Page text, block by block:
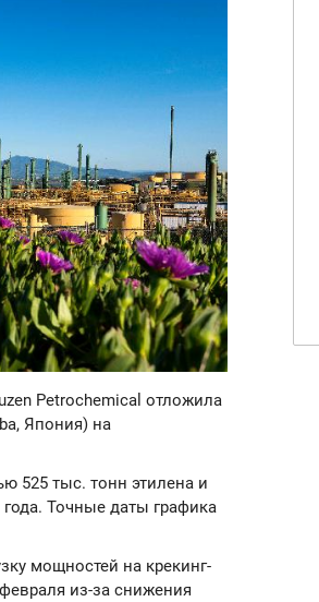
Petrochemical отложила
Япония) на
525 тыс. тонн этилена и
Точные даты графика
мощностей на крекинг-
из-за снижения